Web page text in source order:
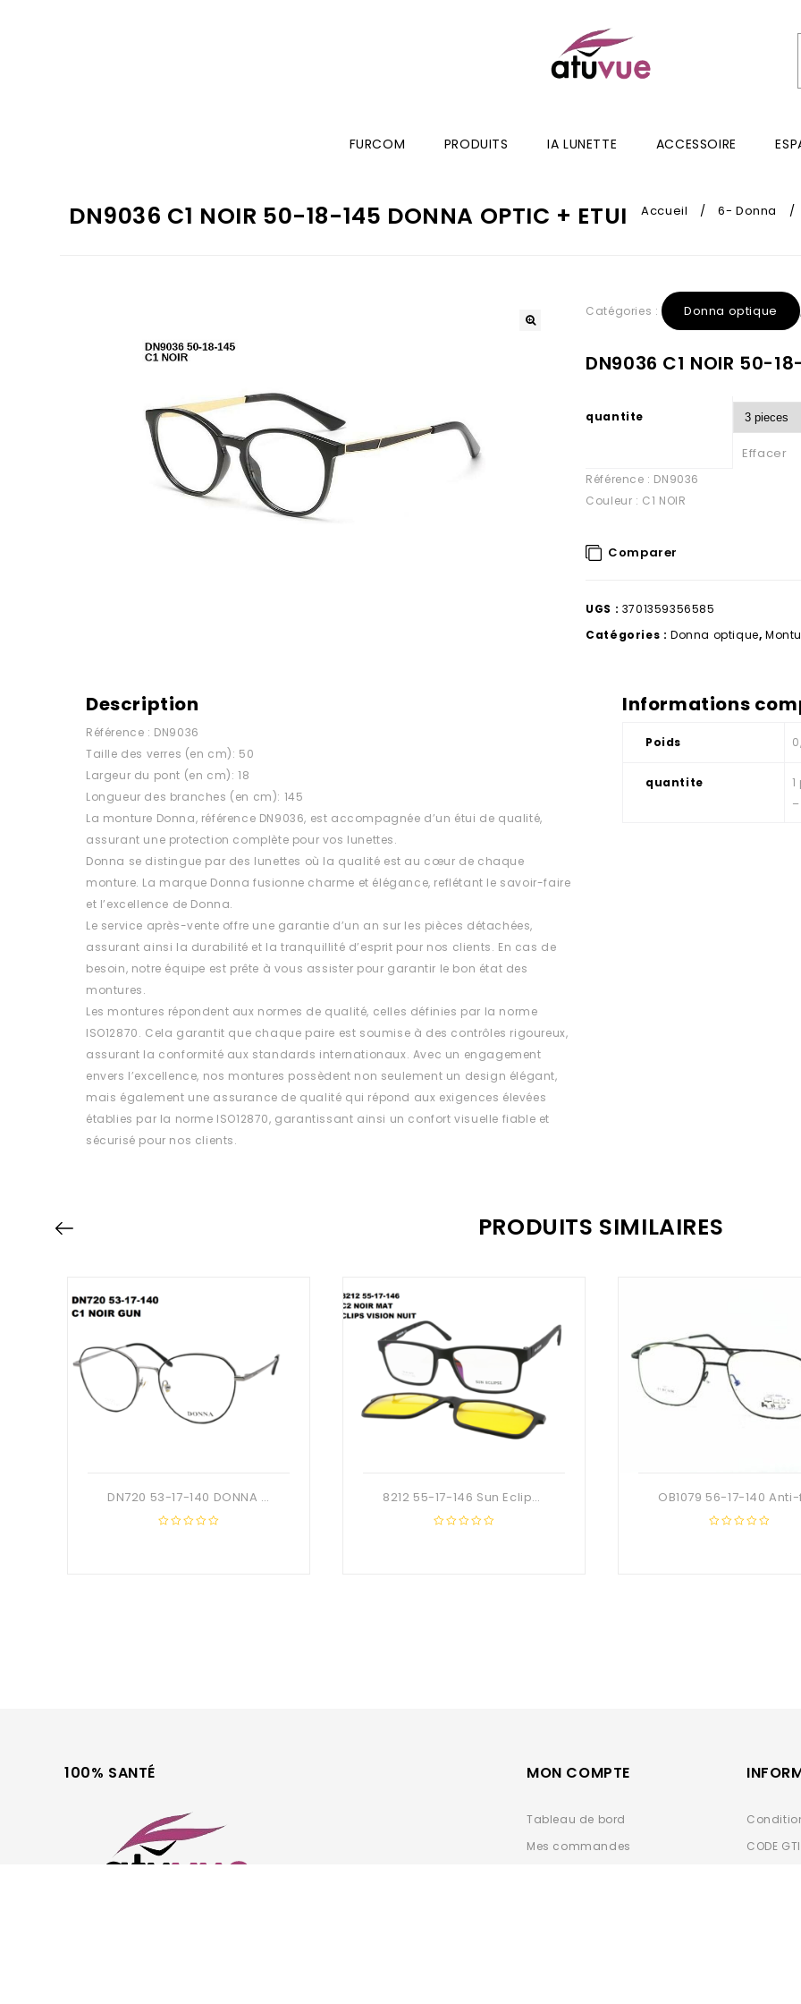
FURCOM PRODUITS IA LUNETTE ACCESSOIRE
DN9036 C1 NOIR 50-18-145 DONNA OPTIC + ETUI Accueil / 6- Donna /
Catégories : Donna optique
DN9036 C1 NOIR 50-
quantite
Effacer
Référence : DN9036
Couleur : C1 NOIR
Comparer
UGS : 3701359356585
Catégories : Donna optique,
Description
Référence : DN9036
Taille des verres (en cm): 50
Largeur du pont (en cm): 18
Longueur des branches (en cm): 145
La monture Donna, référence DN9036, est accompagnée d’un étui de qualité,
assurant une protection complète pour vos lunettes.
Donna se distingue par des lunettes où la qualité est au cœur de chaque
monture. La marque Donna fusionne charme et élégance, reflétant le savoir-faire
et l’excellence de Donna.
Le service après-vente offre une garantie d’un an sur les pièces détachées,
assurant ainsi la durabilité et la tranquillité d’esprit pour nos clients. En cas de
besoin, notre équipe est prête à vous assister pour garantir le bon état des
montures.
Les montures répondent aux normes de qualité, celles définies par la norme
ISO12870. Cela garantit que chaque paire est soumise à des contrôles rigoureux,
assurant la conformité aux standards internationaux. Avec un engagement
envers l’excellence, nos montures possèdent non seulement un design élégant,
mais également une assurance de qualité qui répond aux exigences élevées
établies par la norme ISO12870, garantissant ainsi un confort visuelle fiable et
sécurisé pour nos clients.
Informations
Poids
quantite
PRODUITS SIMILAIRES
DN720 53-17-140 DONNA OPTIC + Etui 8212 55-17-146 Sun Eclipse
100% SANTÉ MON COMPTE
Tableau de bord
Mes commandes
CODE